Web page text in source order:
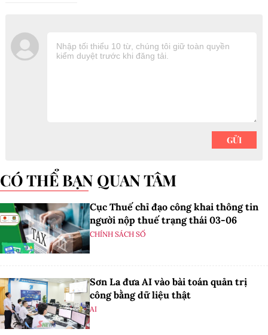
CÓ THỂ BẠN QUAN TÂM
Cục Thuế chỉ đạo công khai thông tin
người nộp thuế trạng thái 03-06
CHÍNH SÁCH SỐ
Sơn La đưa AI vào bài toán quản trị
công bằng dữ liệu thật
AI